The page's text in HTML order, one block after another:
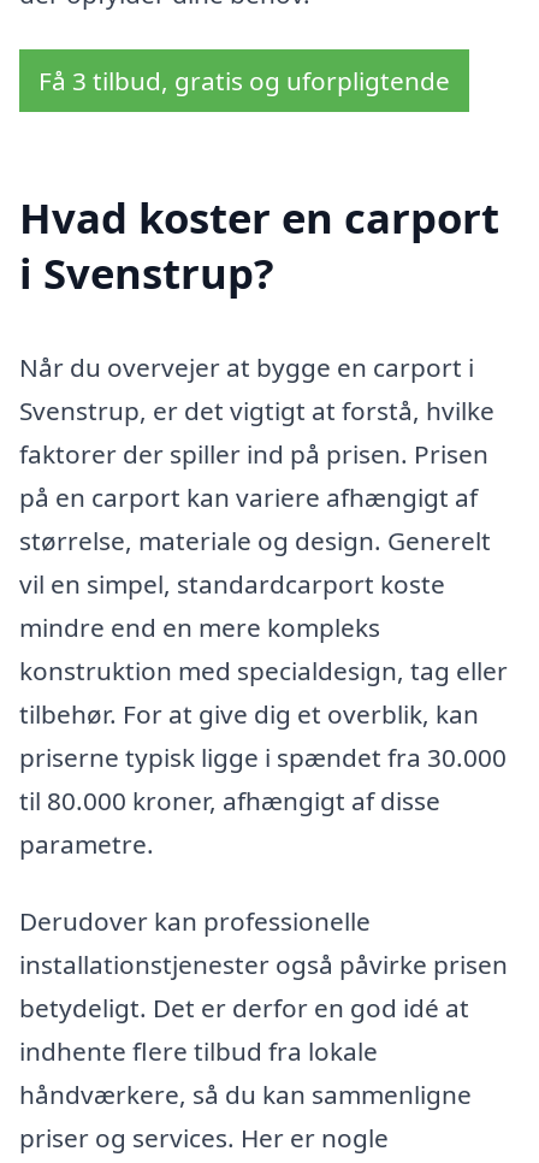
Få 3 tilbud, gratis og uforpligtende
Hvad koster en carport
i Svenstrup?
Når du overvejer at bygge en carport i
Svenstrup, er det vigtigt at forstå, hvilke
faktorer der spiller ind på prisen. Prisen
på en carport kan variere afhængigt af
størrelse, materiale og design. Generelt
vil en simpel, standardcarport koste
mindre end en mere kompleks
konstruktion med specialdesign, tag eller
tilbehør. For at give dig et overblik, kan
priserne typisk ligge i spændet fra 30.000
til 80.000 kroner, afhængigt af disse
parametre.
Derudover kan professionelle
installationstjenester også påvirke prisen
betydeligt. Det er derfor en god idé at
indhente flere tilbud fra lokale
håndværkere, så du kan sammenligne
priser og services. Her er nogle